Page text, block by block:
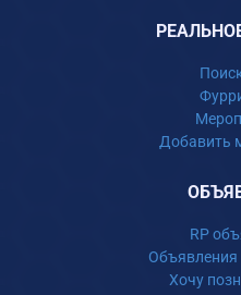
Добавить
RP
Объявления
Хочу